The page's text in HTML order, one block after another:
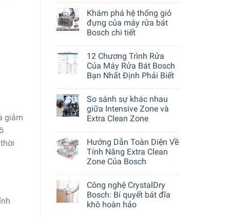
giảm
Khám phá hệ thống giỏ
đựng của máy rửa bát
Bosch chi tiết
12 Chương Trình Rửa
Của Máy Rửa Bát Bosch
Bạn Nhất Định Phải Biết
So sánh sự khác nhau
giữa Intensive Zone và
Extra Clean Zone
Hướng Dẫn Toàn Diện Về
Tính Năng Extra Clean
Zone Của Bosch
Công nghệ CrystalDry
Bosch: Bí quyết bát đĩa
khô hoàn hảo